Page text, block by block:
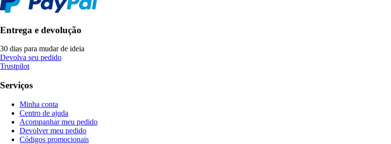
Entrega e devolução
30 dias para mudar de ideia
Devolva seu pedido
Trustpilot
Serviços
Minha conta
Centro de ajuda
Acompanhar meu pedido
Devolver meu pedido
Códigos promocionais